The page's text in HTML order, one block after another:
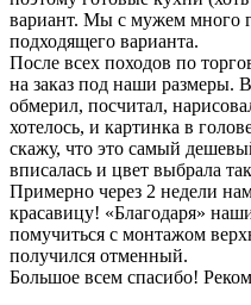
вариант. Мы с мужем много
подходящего варианта.
После всех походов по
на заказ под наши размеры.
обмерил, посчитал,
хотелось, и картинка в
скажу, что это самый
вписалась и цвет выбрала
Примерно через 2 недели
красавицу! «Благодаря»
помучиться с монтажом
получился отменный.
Большое всем спасибо!